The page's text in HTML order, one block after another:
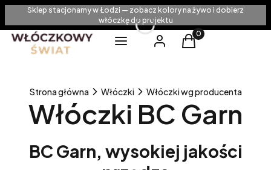
Sklep stacjonarny w Łodzi — zobacz kolory na żywo i dobierz
włóczkę do projektu
Menu
Zaloguj sięProdukty w
Koszyk
Strona główna Włóczki Włóczki wg producenta
Włóczki BC Garn
BC Garn, wysokiej jakości